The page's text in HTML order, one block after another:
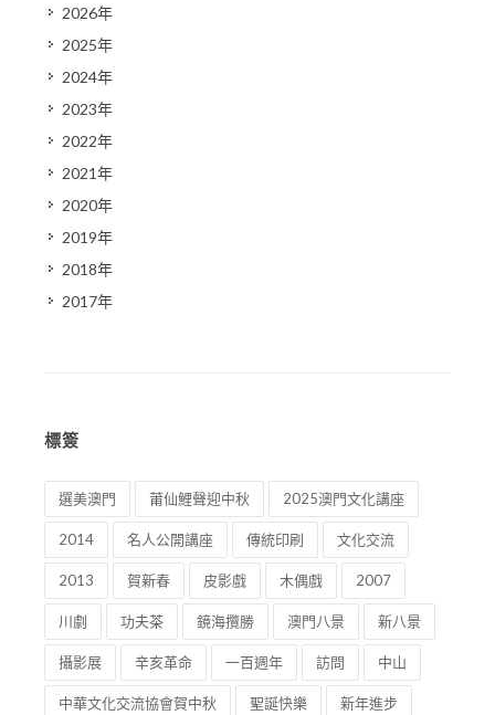
2026年
2025年
2024年
2023年
2022年
2021年
2020年
2019年
2018年
2017年
標簽
選美澳門 莆仙鯉聲迎中秋 2025澳門文化講座
2014 名人公開講座 傳統印刷 文化交流
2013 賀新春 皮影戲 木偶戲 2007
川劇 功夫茶 鏡海攬勝 澳門八景 新八景
攝影展 辛亥革命 一百週年 訪問 中山
中華文化交流協會賀中秋 聖誕快樂 新年進步